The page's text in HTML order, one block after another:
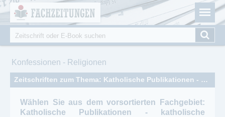
Fachzeitungen.de - Das unabhängige Portal für
Fachmagazine Fachpublikationen & eBooks
Suchformular
Suche
Konfessionen - Religionen
Zeitschriften zum Thema: Katholische Publikationen - katholische Theologie
Wählen Sie aus dem vorsortierten Fachgebiet:
Katholische Publikationen - katholische
Cookie-Einstellungen